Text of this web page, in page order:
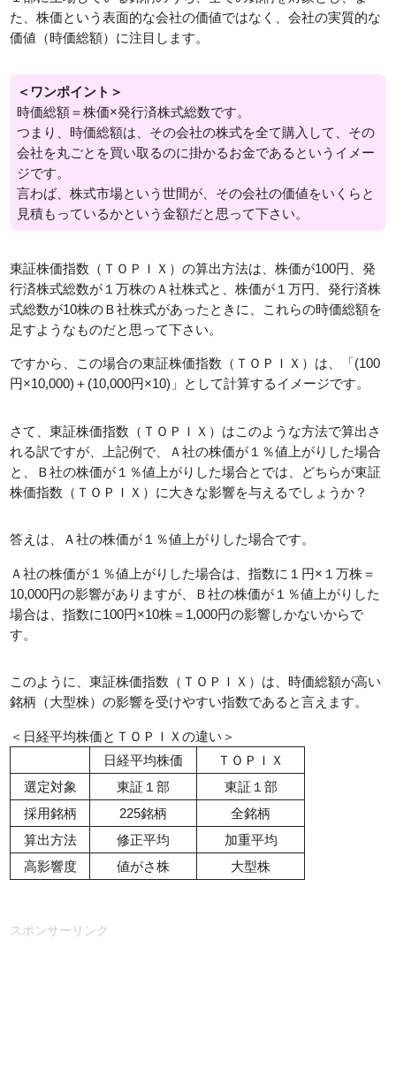
た、株価という表面的な会社の価値ではなく、会社の実質的な
価値（時価総額）に注目します。
＜ワンポイント＞
時価総額＝株価×発行済株式総数です。
つまり、時価総額は、その会社の株式を全て購入して、その
会社を丸ごとを買い取るのに掛かるお金であるというイメー
ジです。
言わば、株式市場という世間が、その会社の価値をいくらと
見積もっているかという金額だと思って下さい。
東証株価指数（ＴＯＰＩＸ）の算出方法は、株価が100円、発
行済株式総数が１万株のＡ社株式と、株価が１万円、発行済株
式総数が10株のＢ社株式があったときに、これらの時価総額を
足すようなものだと思って下さい。
ですから、この場合の東証株価指数（ＴＯＰＩＸ）は、「(100
円×10,000)＋(10,000円×10)」として計算するイメージです。
さて、東証株価指数（ＴＯＰＩＸ）はこのような方法で算出さ
れる訳ですが、上記例で、Ａ社の株価が１％値上がりした場合
と、Ｂ社の株価が１％値上がりした場合とでは、どちらが東証
株価指数（ＴＯＰＩＸ）に大きな影響を与えるでしょうか？
答えは、Ａ社の株価が１％値上がりした場合です。
Ａ社の株価が１％値上がりした場合は、指数に１円×１万株＝
10,000円の影響がありますが、Ｂ社の株価が１％値上がりした
場合は、指数に100円×10株＝1,000円の影響しかないからで
す。
このように、東証株価指数（ＴＯＰＩＸ）は、時価総額が高い
銘柄（大型株）の影響を受けやすい指数であると言えます。
＜日経平均株価とＴＯＰＩＸの違い＞
日経平均株価
ＴＯＰＩＸ
選定対象
東証１部
東証１部
採用銘柄
225銘柄
全銘柄
算出方法
修正平均
加重平均
高影響度
値がさ株 大型株
スポンサーリンク